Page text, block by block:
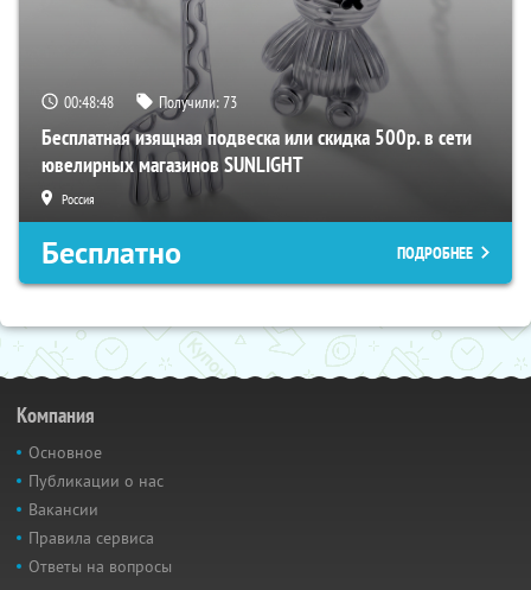
00:48:48 Получили:73
Бесплатная изящная подвеска или скидка 500р. в сети
ювелирных магазинов SUNLIGHT
Россия
Бесплатно ПОДРОБНЕЕ
Компания
Основное
Публикации о нас
Вакансии
Правила сервиса
Ответы на вопросы